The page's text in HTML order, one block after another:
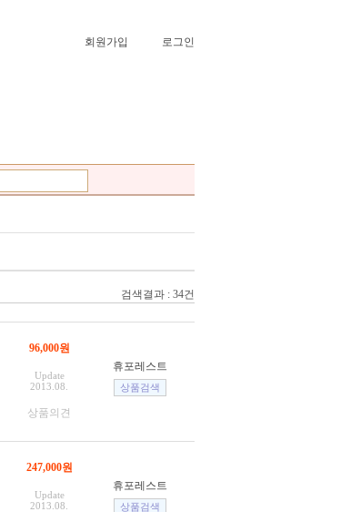
회원가입 로그인
검색결과 : 34건
96,000원
Update
2013.08.
상품의견
휴포레스트
247,000원
Update
2013.08.
휴포레스트